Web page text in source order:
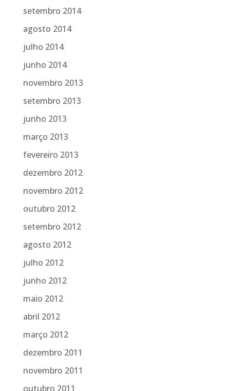
setembro 2014
agosto 2014
julho 2014
junho 2014
novembro 2013
setembro 2013
junho 2013
março 2013
fevereiro 2013
dezembro 2012
novembro 2012
outubro 2012
setembro 2012
agosto 2012
julho 2012
junho 2012
maio 2012
abril 2012
março 2012
dezembro 2011
novembro 2011
outubro 2011